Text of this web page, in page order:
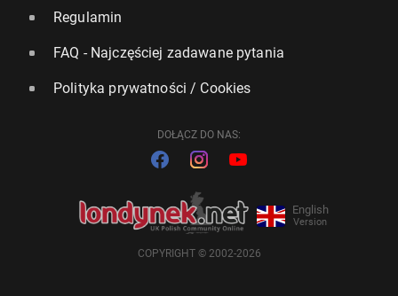
Regulamin
FAQ - Najczęściej zadawane pytania
Polityka prywatności / Cookies
DOŁĄCZ DO NAS:
English
Version
COPYRIGHT © 2002-2026